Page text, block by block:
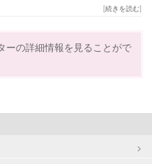
[続きを読む]
ーの詳細情報を見ることがで